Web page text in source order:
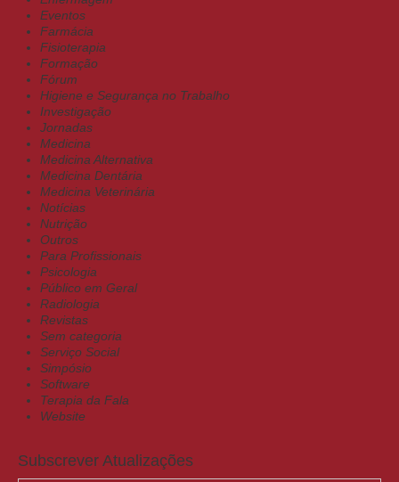
Eventos
Farmácia
Fisioterapia
Formação
Fórum
Higiene e Segurança no Trabalho
Investigação
Jornadas
Medicina
Medicina Alternativa
Medicina Dentária
Medicina Veterinária
Notícias
Nutrição
Outros
Para Profissionais
Psicologia
Público em Geral
Radiologia
Revistas
Sem categoria
Serviço Social
Simpósio
Software
Terapia da Fala
Website
Subscrever Atualizações